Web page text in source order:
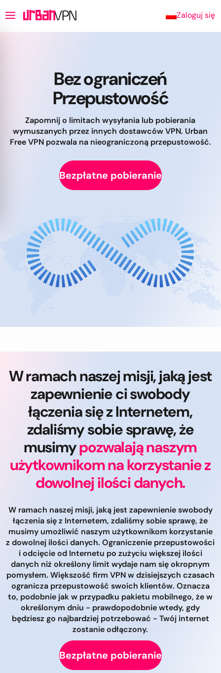
Zaloguj się
Bez ograniczeń
Przepustowość
Zapomnij o limitach wysyłania lub pobierania
wymuszanych przez innych dostawców VPN. Urban
Free VPN pozwala na nieograniczoną przepustowość.
Bezpłatne pobieranie
W ramach naszej misji, jaką jest
zapewnienie ci swobody
łączenia się z Internetem,
zdaliśmy sobie sprawę, że
musimypozwalają naszym
użytkownikom na korzystanie z
dowolnej ilości danych.
W ramach naszej misji, jaką jest zapewnienie swobody
łączenia się z Internetem, zdaliśmy sobie sprawę, że
musimy umożliwić naszym użytkownikom korzystanie
z dowolnej ilości danych. Ograniczenie przepustowości
i odcięcie od Internetu po zużyciu większej ilości
danych niż określony limit wydaje nam się okropnym
pomysłem. Większość firm VPN w dzisiejszych czasach
ogranicza przepustowość swoich klientów. Oznacza
to, podobnie jak w przypadku pakietu mobilnego, że w
określonym dniu - prawdopodobnie wtedy, gdy
będziesz go najbardziej potrzebować - Twój internet
zostanie odłączony.
Bezpłatne pobieranie